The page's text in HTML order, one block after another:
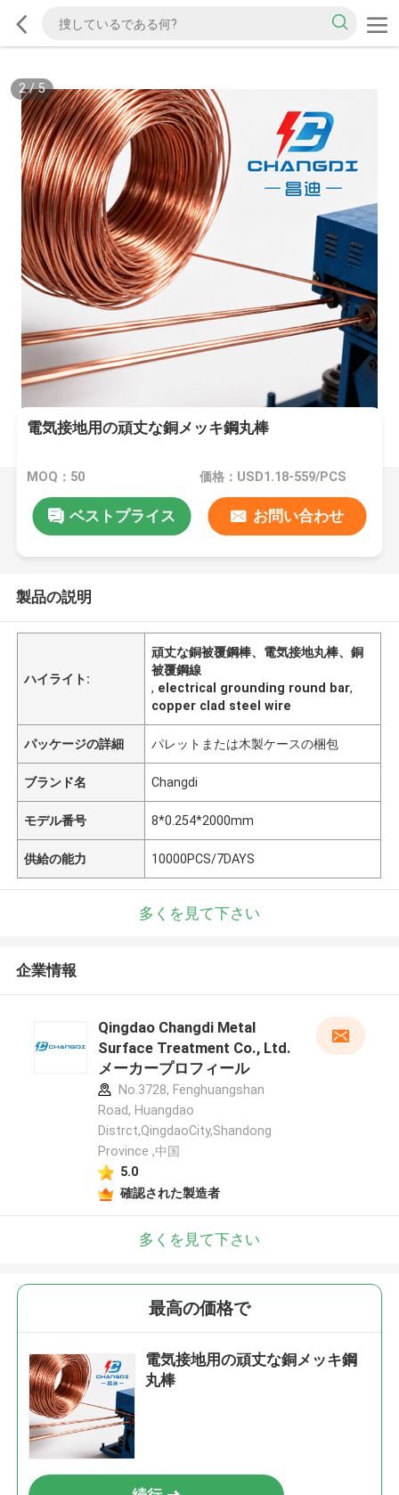
2/5
電気接地用の頑丈な銅メッキ鋼丸棒
MOQ：50 価格：USD1.18-559/PCS
ベストプライス お問い合わせ
製品の説明
ハイライト:
頑丈な銅被覆鋼棒、電気接地丸棒、銅
被覆鋼線
, electrical grounding round bar,
copper clad steel wire
パッケージの詳細 パレットまたは木製ケースの梱包
ブランド名 Changdi
モデル番号 8*0.254*2000mm
供給の能力 10000PCS/7DAYS
多くを見て下さい
企業情報
Qingdao Changdi Metal
Surface Treatment Co., Ltd.
メーカープロフィール
No.3728, Fenghuangshan
Road, Huangdao
Distrct,QingdaoCity,Shandong
Province ,中国
5.0
確認された製造者
多くを見て下さい
最高の価格で
電気接地用の頑丈な銅メッキ鋼
丸棒